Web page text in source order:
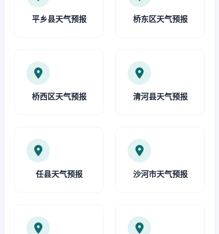
平乡县天气预报 桥东区天气预报
桥西区天气预报 清河县天气预报
任县天气预报 沙河市天气预报